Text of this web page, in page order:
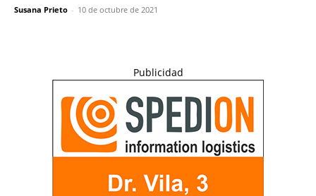
Susana Prieto - 10 de octubre de 2021
Publicidad